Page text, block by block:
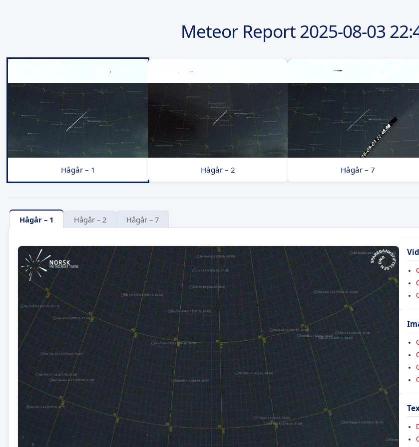
Meteor Report2025-08-03
Hågår – 1 Hågår – 2 Hågår – 7
Hågår – 1 Hågår – 2 Hågår – 7